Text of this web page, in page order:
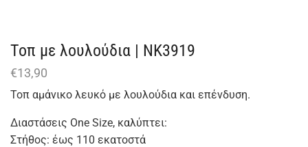
Τοπ με λουλούδια | ΝΚ3919
€13,90
Τοπ αμάνικο λευκό με λουλούδια και επένδυση.
Διαστάσεις One Size, καλύπτει:
Στήθος: έως 110 εκατοστά